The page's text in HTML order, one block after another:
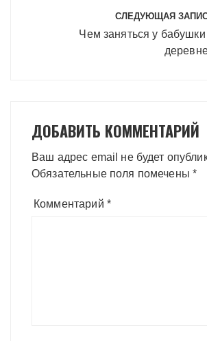
СЛЕДУЮЩАЯ
Чем заняться у бабушки
ДОБАВИТЬ КОММЕНТАРИЙ
Ваш адрес email не будет
Обязательные поля помечены*
Комментарий *